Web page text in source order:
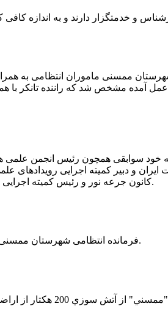
ممسنی ماموران انتظامی به
بررسی‌های به عمل آمده مشخص شد که راننده
خود سوابقی همچون رئیس انجمن
و دبیر کمیته اجرایی رویدادهای
کانون جرعه نور و رئیس کمیته اجرایی اولین دوره مسابقات ملی و فناوری جام پایتخت طبیعت ایران را دارد.
فرمانده انتظامی شهرستان ممسنی از کشف بیش از 37 کیلوگرم تریاک در یک خودروی ام وی ام خبر داد.